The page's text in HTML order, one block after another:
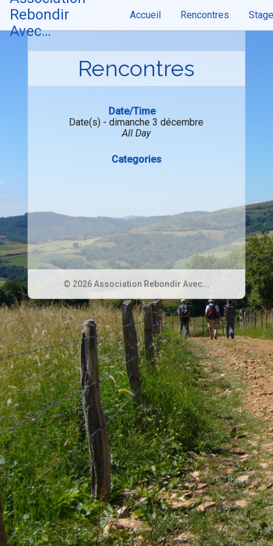
Skip
content
Rebondir
Avec…
Accueil Rencontres
Rencontres
Date/Time
Date(s) - dimanche 3 décembre
All Day
Categories
© 2026 Association Rebondir Avec...